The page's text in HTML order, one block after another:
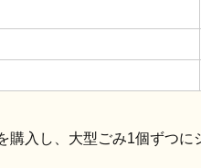
入し、大型ごみ1個ずつ